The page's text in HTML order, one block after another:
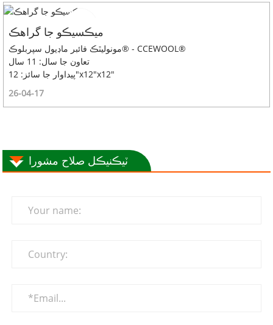
ميڪسيڪو جا گراهڪ
مونوليٿڪ فائبر ماڊيول سپربلوڪ® - CCEWOOL®
تعاون جا سال: 11 سال
پيداوار جا سائز: 12"x12"x12"
26-04-17
ٽيڪنيڪل صلاح مشورا